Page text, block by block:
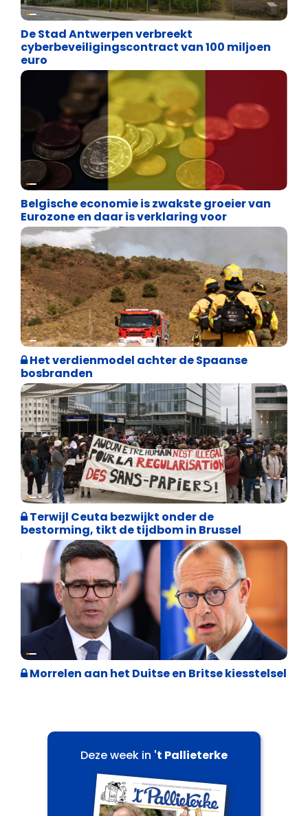
Binnenland politiek
De Stad Antwerpen verbreekt
cyberbeveiligingscontract van 100 miljoen
euro
Binnenland politiek
Belgische economie is zwakste groeier van
Eurozone en daar is verklaring voor
Internationale politiek
Het verdienmodel achter de Spaanse
bosbranden
Asiel en Migratie
Terwijl Ceuta bezwijkt onder de
bestorming, tikt de tijdbom in Brussel
Internationale politiek
Morrelen aan het Duitse en Britse kiesstelsel
Deze week in 't Pallieterke